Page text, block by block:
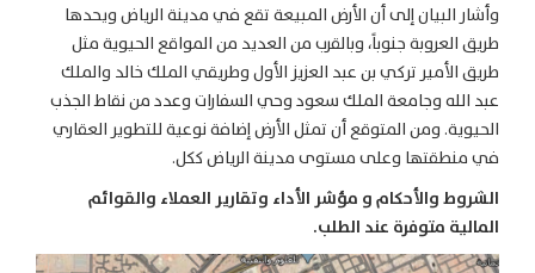
وأشار البيان إلى أن الأرض المبيعة تقع في مدينة الرياض ويحدها
طريق العروبة جنوباً، وبالقرب من العديد من المواقع الحيوية مثل
طريق الأمير تركي بن عبد العزيز الأول وطريقي الملك خالد والملك
عبد الله وجامعة الملك سعود وحي السفارات وعدد من نقاط الجذب
الحيوية. ومن المتوقع أن تمثل الأرض إضافة نوعية للتطوير العقاري
في منطقتها وعلى مستوى مدينة الرياض ككل.
الشروط والأحكام و مؤشر الأداء وتقارير العملاء والقوائم
المالية متوفرة عند الطلب.